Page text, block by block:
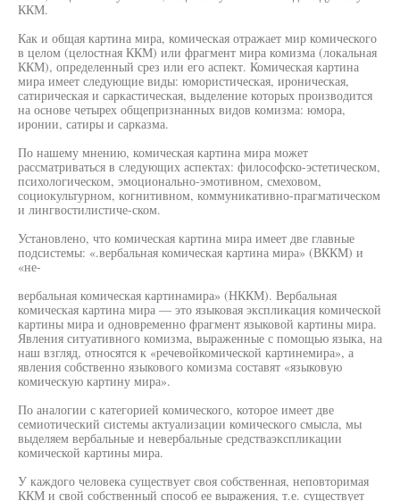
ККМ.
Как и общая картина мира, комическая отражает мир комического
в целом (целостная ККМ) или фрагмент мира комизма (локальная
ККМ), определенный срез или его аспект. Комическая картина
мира имеет следующие виды: юмористическая, ироническая,
сатирическая и саркастическая, выделение которых производится
на основе четырех общепризнанных видов комизма: юмора,
иронии, сатиры и сарказма.
По нашему мнению, комическая картина мира может
рассматриваться в следующих аспектах: философско-эстетическом,
психологическом, эмоционально-эмотивном, смеховом,
социокультурном, когнитивном, коммуникативно-прагматическом
и лингвостилистиче-ском.
Установлено, что комическая картина мира имеет две главные
подсистемы: «.вербальная комическая картина мира» (ВККМ) и
«не-
вербальная комическая картинамира» (НККМ). Вербальная
комическая картина мира — это языковая экспликация комической
картины мира и одновременно фрагмент языковой картины мира.
Явления ситуативного комизма, выраженные с помощью языка, на
наш взгляд, относятся к «речевойкомической картинемира», а
явления собственно языкового комизма составят «языковую
комическую картину мира».
По аналогии с категорией комического, которое имеет две
семиотический системы актуализации комического смысла, мы
выделяем вербальные и невербальные средстваэкспликации
комической картины мира.
У каждого человека существует своя собственная, неповторимая
ККМ и свой собственный способ ее выражения, т.е. существует